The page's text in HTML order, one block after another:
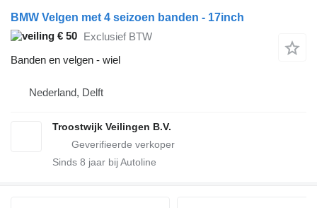
BMW Velgen met 4 seizoen banden - 17inch
€ 50 Exclusief BTW
Banden en velgen - wiel
Nederland, Delft
Troostwijk Veilingen B.V.
Sinds 8 jaar bij Autoline